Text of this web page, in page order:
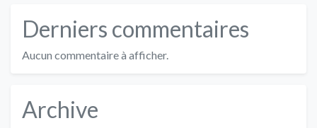
Derniers commentaires
Aucun commentaire à afficher.
Archive